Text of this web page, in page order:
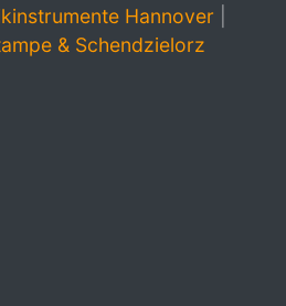
Hannover
& Schendzielorz